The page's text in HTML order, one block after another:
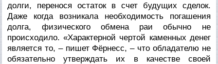
долги, перенося остаток в счет будущих сделок.
Даже когда возникала необходимость погашения
долга, физического обмена раи обычно не
происходило. «Характерной чертой каменных денег
является то, – пишет Фёрнесс, – что обладателю не
обязательно утверждать их в качестве своей